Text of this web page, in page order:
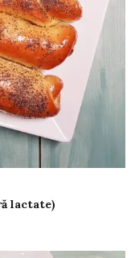
lactate)